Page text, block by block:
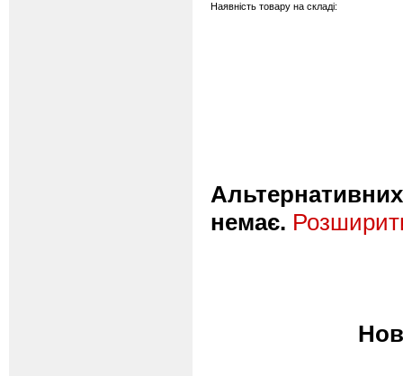
Наявність товару на складі:
Альтернативних
немає.